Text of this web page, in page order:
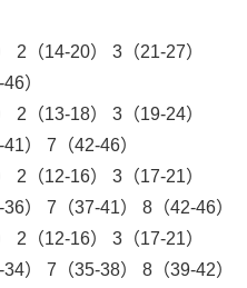
2（14-20） 3（21-27）
）
2（13-18） 3（19-24）
） 7（42-46）
2（12-16） 3（17-21）
） 7（37-41） 8（42-46）
2（12-16） 3（17-21）
） 7（35-38） 8（39-42）